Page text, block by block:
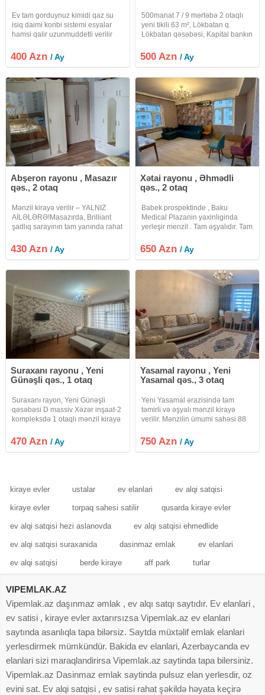
Ev tam gorduynuz kimidi qaz su
isiq daimi konbi sistemi esyalar
hamsi qalir uzunmuddetli verilir
400 Azn/ Ay
500manat 7 / 9 mərtəbə 2 otaqlı
yeni tikili 63 m², Lökbatan q.
Lökbatan qəsəbəsi, Kapital bankın
avadanlıqlarla təchiz olunub.
Gənc ailələrə üstünlük verilir. 5
500 Azn/ Ay
Abşeron rayonu , Masazır
qəs., 2 otaq
Mənzil kirayə verilir – YALNIZ
AİLƏLƏRƏ! ​Masazırda, Brilliant
şadlıq sarayının tam yanında rahat
kirayə verilir. ​Mənzilin göstəriciləri: ​
Mərtəbə: 6-cı mərtəbə (Bina liftlə
430 Azn/ Ay
Xətai rayonu , Əhmədli
qəs., 2 otaq
Babek prospektinde , Baku
Medical Plazanin yaxinliginda
yerleşir menzil . Tam əşyalıdır. Tam
şeraiti var. 15mertebeli binanın 6cı
mertebesindedir . Ətraflı məlumat
650 Azn/ Ay
Suraxanı rayonu , Yeni
Günəşli qəs., 1 otaq
Suraxanı rayon, Yeni Günəşli
qəsəbəsi D massiv Xəzər inşaat-2
kompleksdə 1 otaqlı mənzil kirayə
bəydə səliqəli olarsa qala bilər.
470 Azn/ Ay
Yasamal rayonu , Yeni
Yasamal qəs., 3 otaq
Yeni Yasamal ərazisində tam
təmirli və əşyalı mənzil kirayə
verilir. Mənzilin ümumi sahəsi 88
Mənzil 17 mərtəbəli binanın 2-ci
mərtəbəsində yerləşir. Qiymət 750
750 Azn/ Ay
kiraye evler ustalar ev elanlari ev alqi satqisi
kiraye evler torpaq sahesi satilir qusarda kiraye evler
ev alqi satqisi hezi aslanovda ev alqi satqisi ehmedlide
ev alqi satqisi suraxanida dasinmaz emlak ev elanlari
ev alqi satqisi berde kiraye aff park turlar
VIPEMLAK.AZ
Vipemlak.az daşınmaz əmlak , ev alqı satqı saytıdır. Ev elanlari ,
ev satisi , kiraye evler axtarırsızsa Vipemlak.az ev elanlari
saytında asanlıqla tapa bilərsiz. Saytda müxtəlif emlak elanlari
yerlesdirmek mümkündür. Bakida ev elanlari, Azerbaycanda ev
elanlari sizi maraqlandirirsa Vipemlak.az saytinda tapa bilersiniz.
Vipemlak.az Dasinmaz emlak saytinda pulsuz elan yerlesdir, oz
evini sat. Ev alqi satqisi , ev satisi rahat şəkildə həyata keçirə